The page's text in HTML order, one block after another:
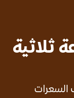
ثلاثية
السعرات